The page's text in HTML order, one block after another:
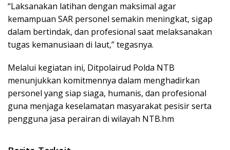
“Laksanakan latihan dengan maksimal agar
kemampuan SAR personel semakin meningkat, sigap
dalam bertindak, dan profesional saat melaksanakan
tugas kemanusiaan di laut,” tegasnya.
Melalui kegiatan ini, Ditpolairud Polda NTB
menunjukkan komitmennya dalam menghadirkan
personel yang siap siaga, humanis, dan profesional
guna menjaga keselamatan masyarakat pesisir serta
pengguna jasa perairan di wilayah NTB.hm